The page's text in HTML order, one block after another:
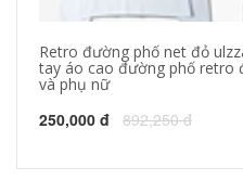
Retro đường phố net đỏ
tay áo cao đường phố retro
và phụ nữ
250,000 đ 892,250 đ